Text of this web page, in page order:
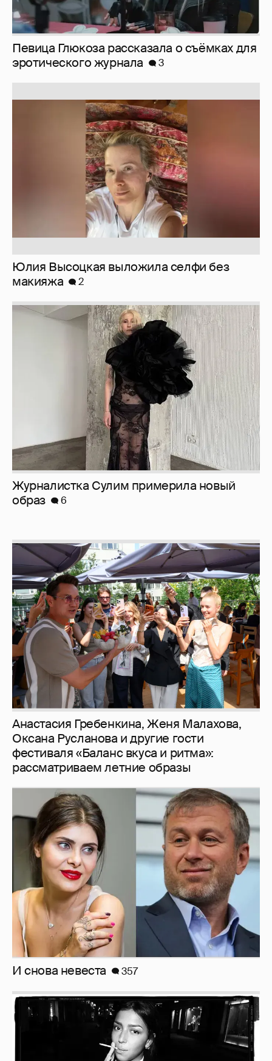
Певица Глюкоза рассказала о съёмках для
эротического журнала
3
Юлия Высоцкая выложила селфи без
макияжа
2
Журналистка Сулим примерила новый
образ
6
Анастасия Гребенкина, Женя Малахова,
Оксана Русланова и другие гости
фестиваля «Баланс вкуса и ритма»:
рассматриваем летние образы
И снова невеста 357